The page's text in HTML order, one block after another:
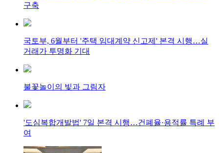
구축
국토부, 6월부터 '주택 임대계약 신고제' 본격 시행…실
거래가 투명화 기대
불꽃놀이의 빛과 그림자
'도심복합개발법' 7일 본격 시행…건폐율·용적률 특례 부
여